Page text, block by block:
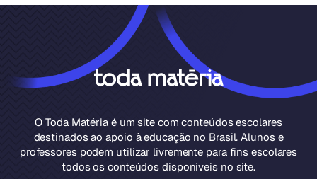
O Toda Matéria é um site com conteúdos escolares
destinados ao apoio à educação no Brasil. Alunos e
professores podem utilizar livremente para fins escolares
todos os conteúdos disponíveis no site.